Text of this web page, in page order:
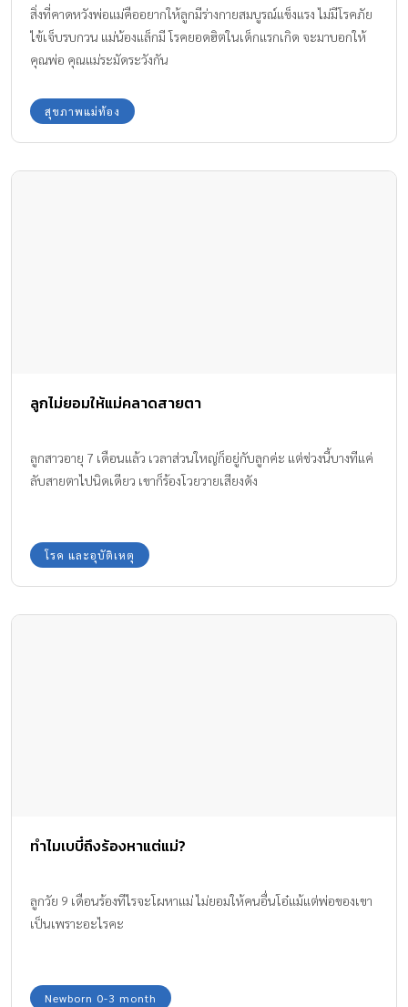
สิ่งที่คาดหวังพ่อแม่คืออยากให้ลูกมีร่างกายสมบูรณ์แข็งแรง ไม่มีโรคภัย
ไข้เจ็บรบกวน แม่น้องแล็กมี โรคยอดฮิตในเด็กแรกเกิด จะมาบอกให้
คุณพ่อ คุณแม่ระมัดระวังกัน
สุขภาพแม่ท้อง
ลูกไม่ยอมให้แม่คลาดสายตา
ลูกสาวอายุ 7 เดือนแล้ว เวลาส่วนใหญ่ก็อยู่กับลูกค่ะ แต่ช่วงนี้บางทีแค่
ลับสายตาไปนิดเดียว เขาก็ร้องโวยวายเสียงดัง
โรค และอุบัติเหตุ
ทำไมเบบี๋ถึงร้องหาแต่แม่?
ลูกวัย 9 เดือนร้องทีไรจะโผหาแม่ ไม่ยอมให้คนอื่นโอ๋แม้แต่พ่อของเขา
เป็นเพราะอะไรคะ
Newborn 0-3 month